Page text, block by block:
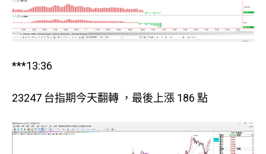
***13:36
23247 台指期今天翻轉 ，最後上漲 186 點